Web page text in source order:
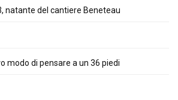
natante del cantiere Beneteau
modo di pensare a un 36 piedi